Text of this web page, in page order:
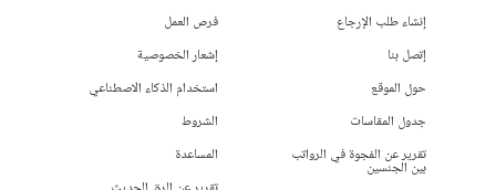
إنشاء طلب الإرجاع
إتصل بنا
حول الموقع
جدول المقاسات
تقرير عن الفجوة في الرواتب
بين الجنسين
فرص العمل
إشعار الخصوصية
استخدام الذكاء الاصطناعي
الشروط
المساعدة